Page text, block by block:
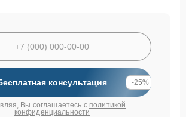
консультация -25%
Вы соглашаетесь с политикой
конфиденциальности